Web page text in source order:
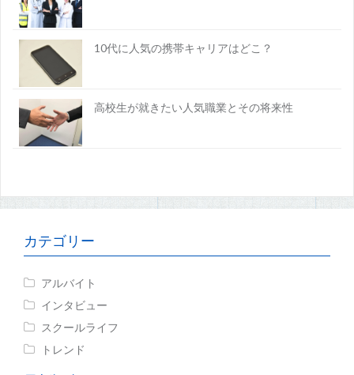
10代に人気の携帯キャリアはどこ？
高校生が就きたい人気職業とその将来性
カテゴリー
アルバイト
インタビュー
スクールライフ
トレンド